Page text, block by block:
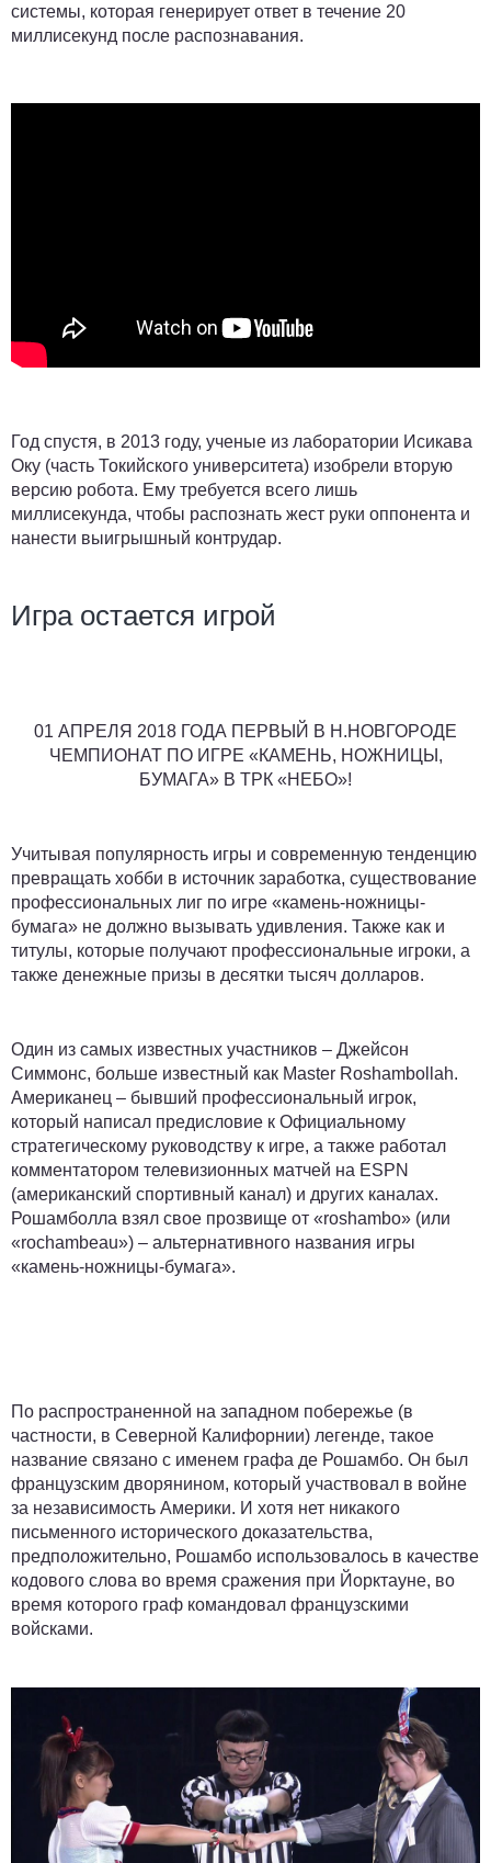
системы, которая генерирует ответ в течение 20
миллисекунд после распознавания.
Год спустя, в 2013 году, ученые из лаборатории Исикава
Оку (часть Токийского университета) изобрели вторую
версию робота. Ему требуется всего лишь
миллисекунда, чтобы распознать жест руки оппонента и
нанести выигрышный контрудар.
Игра остается игрой
01 АПРЕЛЯ 2018 ГОДА ПЕРВЫЙ В Н.НОВГОРОДЕ
ЧЕМПИОНАТ ПО ИГРЕ «КАМЕНЬ, НОЖНИЦЫ,
БУМАГА» В ТРК «НЕБО»!
Учитывая популярность игры и современную тенденцию
превращать хобби в источник заработка, существование
профессиональных лиг по игре «камень-ножницы-
бумага» не должно вызывать удивления. Также как и
титулы, которые получают профессиональные игроки, а
также денежные призы в десятки тысяч долларов.
Один из самых известных участников – Джейсон
Симмонс, больше известный как Master Roshambollah.
Американец – бывший профессиональный игрок,
который написал предисловие к Официальному
стратегическому руководству к игре, а также работал
комментатором телевизионных матчей на ESPN
(американский спортивный канал) и других каналах.
Рошамболла взял свое прозвище от «roshambo» (или
«rochambeau») – альтернативного названия игры
«камень-ножницы-бумага».
По распространенной на западном побережье (в
частности, в Северной Калифорнии) легенде, такое
название связано с именем графа де Рошамбо. Он был
французским дворянином, который участвовал в войне
за независимость Америки. И хотя нет никакого
письменного исторического доказательства,
предположительно, Рошамбо использовалось в качестве
кодового слова во время сражения при Йорктауне, во
время которого граф командовал французскими
войсками.